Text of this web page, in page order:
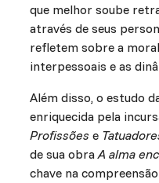
que melhor soube
através de seus
refletem sobre a
interpessoais e as
Além disso, o estudo
enriquecida pela
Profissõese
de sua obraA alma
chave na